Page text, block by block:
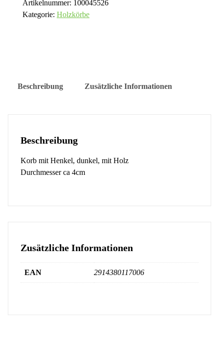
Artikelnummer: 100045526
Kategorie: Holzkörbe
Beschreibung Zusätzliche Informationen
Beschreibung
Korb mit Henkel, dunkel, mit Holz
Durchmesser ca 4cm
Zusätzliche Informationen
EAN 2914380117006